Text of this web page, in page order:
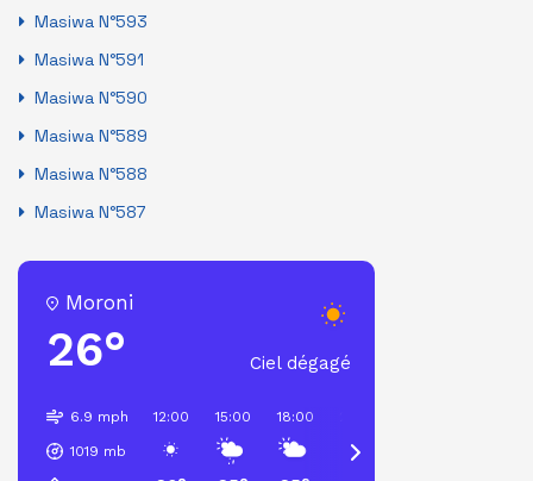
Masiwa N°593
Masiwa N°591
Masiwa N°590
Masiwa N°589
Masiwa N°588
Masiwa N°587
Moroni
26° Ciel dégagé
6.9 mph
1019 mb
12:00 15:00 18:00